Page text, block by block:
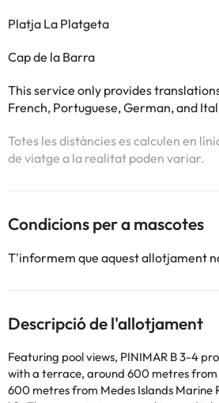
Platja La Platgeta
Cap de la Barra
This service only provides
French, Portuguese, German, and
Totes les distàncies es calculen en
de viatge a la realitat poden variar.
Condicions per a mascotes
T'informem que aquest allotjament
Descripció de l'allotjament
Featuring pool views, PINIMAR B 3-4
with a terrace, around 600 metres
600 metres from Medes Islands Marine